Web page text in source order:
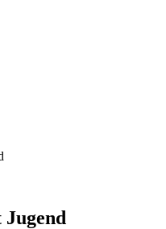
Jugend